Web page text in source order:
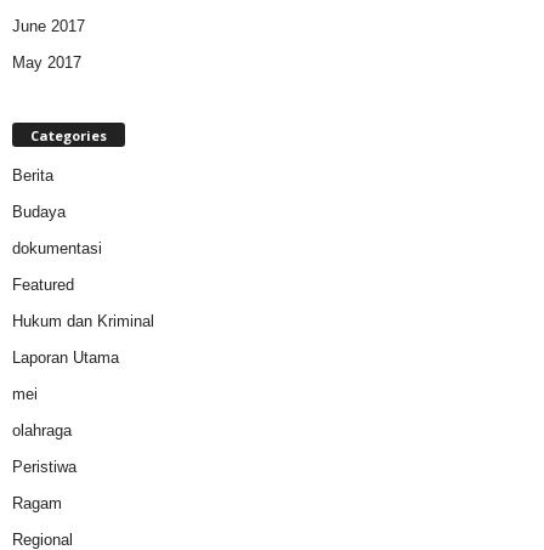
June 2017
May 2017
Categories
Berita
Budaya
dokumentasi
Featured
Hukum dan Kriminal
Laporan Utama
mei
olahraga
Peristiwa
Ragam
Regional